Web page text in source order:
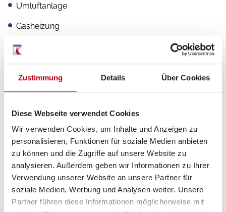
Zustimmung Details Über Cookies
Diese Webseite verwendet Cookies
Wir verwenden Cookies, um Inhalte und Anzeigen zu
personalisieren, Funktionen für soziale Medien anbieten
zu können und die Zugriffe auf unsere Website zu
analysieren. Außerdem geben wir Informationen zu Ihrer
Verwendung unserer Website an unsere Partner für
soziale Medien, Werbung und Analysen weiter. Unsere
Partner führen diese Informationen möglicherweise mit
Umluftanlage
Gasheizung
Küche
Kühlschrank mit Frostfach
2-Flammkocher
Sanitär
Cassetten-Toilette
Dusche